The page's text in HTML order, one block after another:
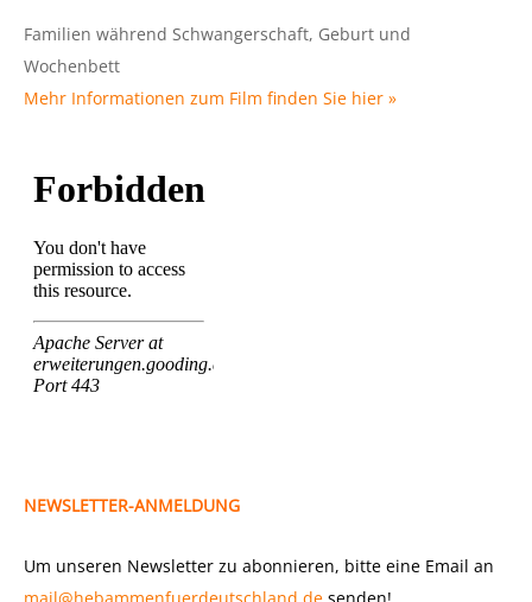
Familien während Schwangerschaft, Geburt und
Wochenbett
Mehr Informationen zum Film finden Sie hier »
NEWSLETTER-ANMELDUNG
Um unseren Newsletter zu abonnieren, bitte eine Email an